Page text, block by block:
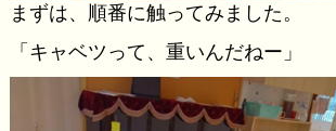
まずは、順番に触ってみました。
「キャベツって、重いんだねー」